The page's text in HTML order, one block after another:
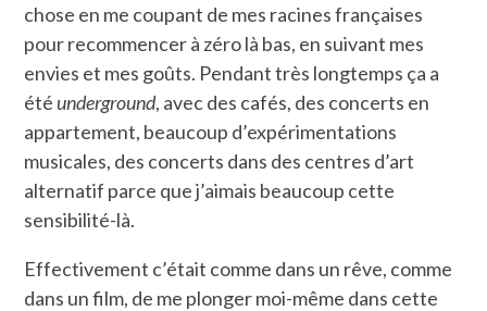
chose en me coupant de mes racines françaises
pour recommencer à zéro là bas, en suivant mes
envies et mes goûts. Pendant très longtemps ça a
été underground, avec des cafés, des concerts en
appartement, beaucoup d’expérimentations
musicales, des concerts dans des centres d’art
alternatif parce que j’aimais beaucoup cette
sensibilité-là.
Effectivement c’était comme dans un rêve, comme
dans un film, de me plonger moi-même dans cette